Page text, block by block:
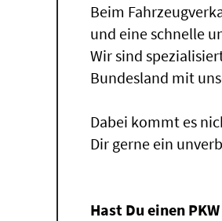
Beim
und eine schnelle
Wir sind
Bundesland mit
Dabei kommt es
Dir gerne ein
Hast Du einen